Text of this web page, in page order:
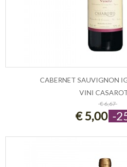
ESAURITO
CABERNET SAUVIGNON
VINI
€ 6,67
€ 5,00 -